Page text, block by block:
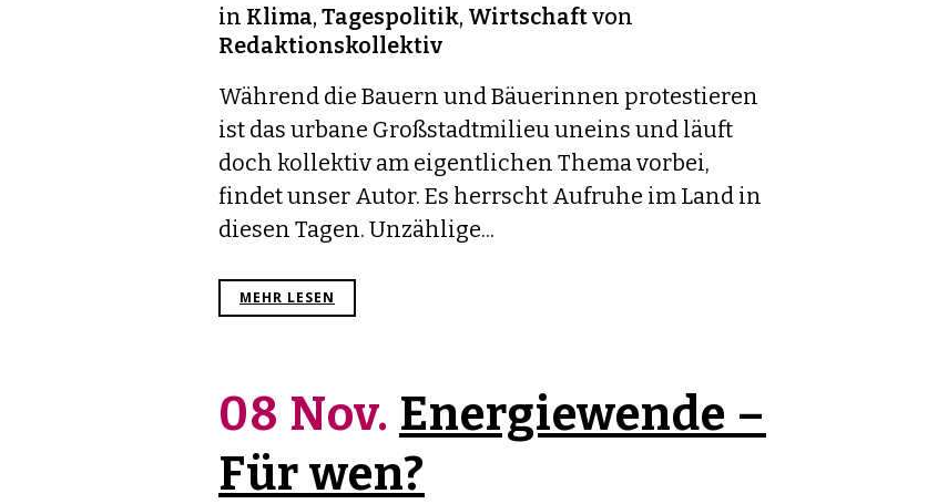
in Klima, Tagespolitik, Wirtschaftvon
Redaktionskollektiv
Während die Bauern und Bäuerinnen protestieren
ist das urbane Großstadtmilieu uneins und läuft
doch kollektiv am eigentlichen Thema vorbei,
findet unser Autor. Es herrscht Aufruhe im Land in
diesen Tagen. Unzählige...
MEHR LESEN
08 Nov. Energiewende –
Für wen?